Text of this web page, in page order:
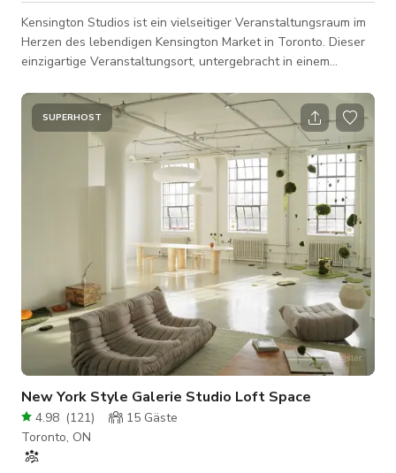
Kensington Studios ist ein vielseitiger Veranstaltungsraum im
Herzen des lebendigen Kensington Market in Toronto. Dieser
einzigartige Veranstaltungsort, untergebracht in einem
die perfekt für eine Vielzahl von Veranstaltungen geeignet
sind, von intimen Zusammenkünften bis hin zu groß
angelegten Feiern. Unsere Studios Der Light Room: Dieser
helle und luftige Raum verfügt über hohe Decken, große
Fenster und eine eingebaute Bar.
SUPERHOST
New York Style Galerie Studio Loft Space
4.98 (121) 15 Gäste
Toronto, ON